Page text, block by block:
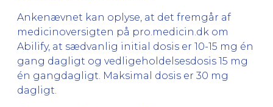
Ankenævnet kan oplyse, at det fremgår af
medicinoversigten på pro.medicin.dk om
Abilify, at sædvanlig initial dosis er 10-15 mg én
gang dagligt og vedligeholdelsesdosis 15 mg
én gangdagligt. Maksimal dosis er 30 mg
dagligt.